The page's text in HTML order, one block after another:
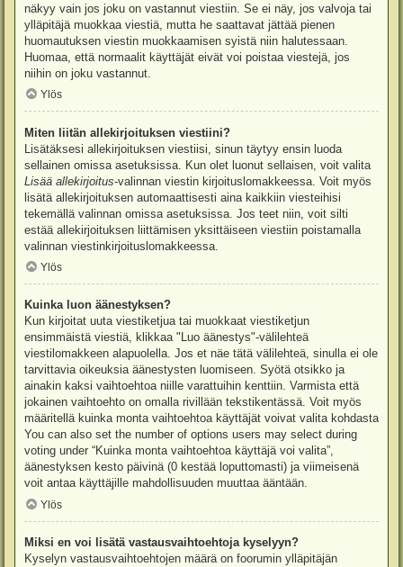
näkyy vain jos joku on vastannut viestiin. Se ei näy, jos valvoja tai
ylläpitäjä muokkaa viestiä, mutta he saattavat jättää pienen
huomautuksen viestin muokkaamisen syistä niin halutessaan.
Huomaa, että normaalit käyttäjät eivät voi poistaa viestejä, jos
niihin on joku vastannut.
Ylös
Miten liitän allekirjoituksen viestiini?
Lisätäksesi allekirjoituksen viestiisi, sinun täytyy ensin luoda
sellainen omissa asetuksissa. Kun olet luonut sellaisen, voit valita
Lisää allekirjoitus-valinnan viestin kirjoituslomakkeessa. Voit myös
lisätä allekirjoituksen automaattisesti aina kaikkiin viesteihisi
tekemällä valinnan omissa asetuksissa. Jos teet niin, voit silti
estää allekirjoituksen liittämisen yksittäiseen viestiin poistamalla
valinnan viestinkirjoituslomakkeessa.
Ylös
Kuinka luon äänestyksen?
Kun kirjoitat uuta viestiketjua tai muokkaat viestiketjun
ensimmäistä viestiä, klikkaa "Luo äänestys"-välilehteä
viestilomakkeen alapuolella. Jos et näe tätä välilehteä, sinulla ei ole
tarvittavia oikeuksia äänestysten luomiseen. Syötä otsikko ja
ainakin kaksi vaihtoehtoa niille varattuihin kenttiin. Varmista että
jokainen vaihtoehto on omalla rivillään tekstikentässä. Voit myös
määritellä kuinka monta vaihtoehtoa käyttäjät voivat valita kohdasta
You can also set the number of options users may select during
voting under “Kuinka monta vaihtoehtoa käyttäjä voi valita”,
äänestyksen kesto päivinä (0 kestää loputtomasti) ja viimeisenä
voit antaa käyttäjille mahdollisuuden muuttaa ääntään.
Ylös
Miksi en voi lisätä vastausvaihtoehtoja kyselyyn?
Kyselyn vastausvaihtoehtojen määrä on foorumin ylläpitäjän